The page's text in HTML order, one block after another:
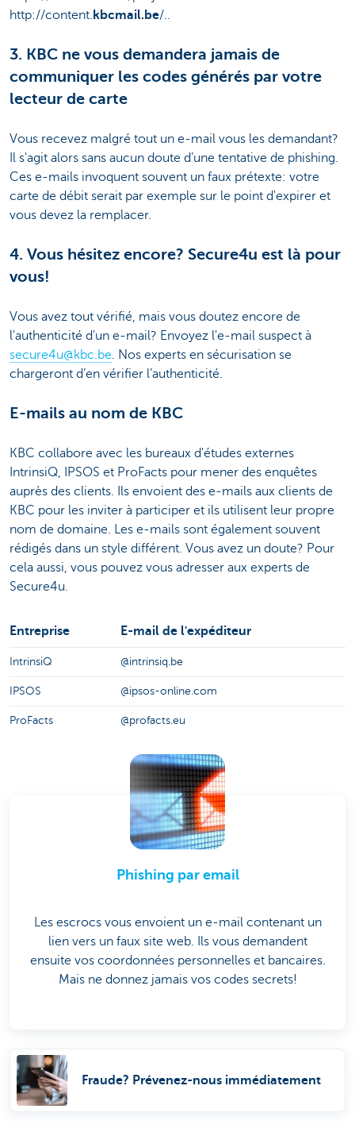
http://content. kbcmail.be/..
3. KBC ne vous demandera jamais de
communiquer les codes générés par votre
lecteur de carte
Vous recevez malgré tout un e-mail vous les demandant?
Il s'agit alors sans aucun doute d’une tentative de phishing.
Ces e-mails invoquent souvent un faux prétexte: votre
carte de débit serait par exemple sur le point d'expirer et
vous devez la remplacer.
4. Vous hésitez encore? Secure4u est là pour
vous!
Vous avez tout vérifié, mais vous doutez encore de
l'authenticité d'un e-mail? Envoyez l'e-mail suspect à
secure4u@kbc.be. Nos experts en sécurisation se
chargeront d’en vérifier l’authenticité.
E-mails au nom de KBC
KBC collabore avec les bureaux d'études externes
IntrinsiQ, IPSOS et ProFacts pour mener des enquêtes
auprès des clients. Ils envoient des e-mails aux clients de
KBC pour les inviter à participer et ils utilisent leur propre
nom de domaine. Les e-mails sont également souvent
rédigés dans un style différent. Vous avez un doute? Pour
cela aussi, vous pouvez vous adresser aux experts de
Secure4u.
Entreprise E-mail de l'expéditeur
IntrinsiQ @intrinsiq.be
IPSOS @ipsos-online.com
ProFacts @profacts.eu
Phishing par email
Les escrocs vous envoient un e-mail contenant un
lien vers un faux site web. Ils vous demandent
ensuite vos coordonnées personnelles et bancaires.
Mais ne donnez jamais vos codes secrets!
Fraude? Prévenez-nous immédiatement